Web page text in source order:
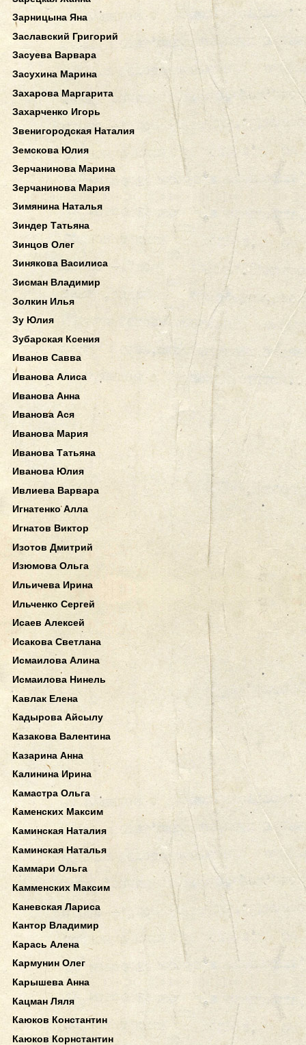
Зарницына Яна
Заславский Григорий
Засуева Варвара
Засухина Марина
Захарова Маргарита
Захарченко Игорь
Звенигородская Наталия
Земскова Юлия
Зерчанинова Марина
Зерчанинова Мария
Зимянина Наталья
Зиндер Татьяна
Зинцов Олег
Зинякова Василиса
Зисман Владимир
Золкин Илья
Зу Юлия
Зубарская Ксения
Иванов Савва
Иванова Алиса
Иванова Анна
Иванова Ася
Иванова Мария
Иванова Татьяна
Иванова Юлия
Ивлиева Варвара
Игнатенко Алла
Игнатов Виктор
Изотов Дмитрий
Изюмова Ольга
Ильичева Ирина
Ильченко Сергей
Исаев Алексей
Исакова Светлана
Исмаилова Алина
Исмаилова Нинель
Кавлак Елена
Кадырова Айсылу
Казакова Валентина
Казарина Анна
Калинина Ирина
Камастра Ольга
Каменских Максим
Каминская Наталия
Каминская Наталья
Каммари Ольга
Камменских Максим
Каневская Лариса
Кантор Владимир
Карась Алена
Кармунин Олег
Карышева Анна
Кацман Ляля
Каюков Константин
Каюков Корнстантин